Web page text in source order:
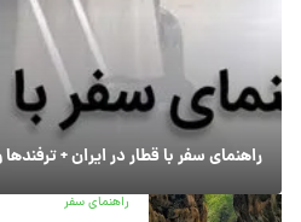
راهنمای سفر با قطار در ایران +
راهنمای سفر